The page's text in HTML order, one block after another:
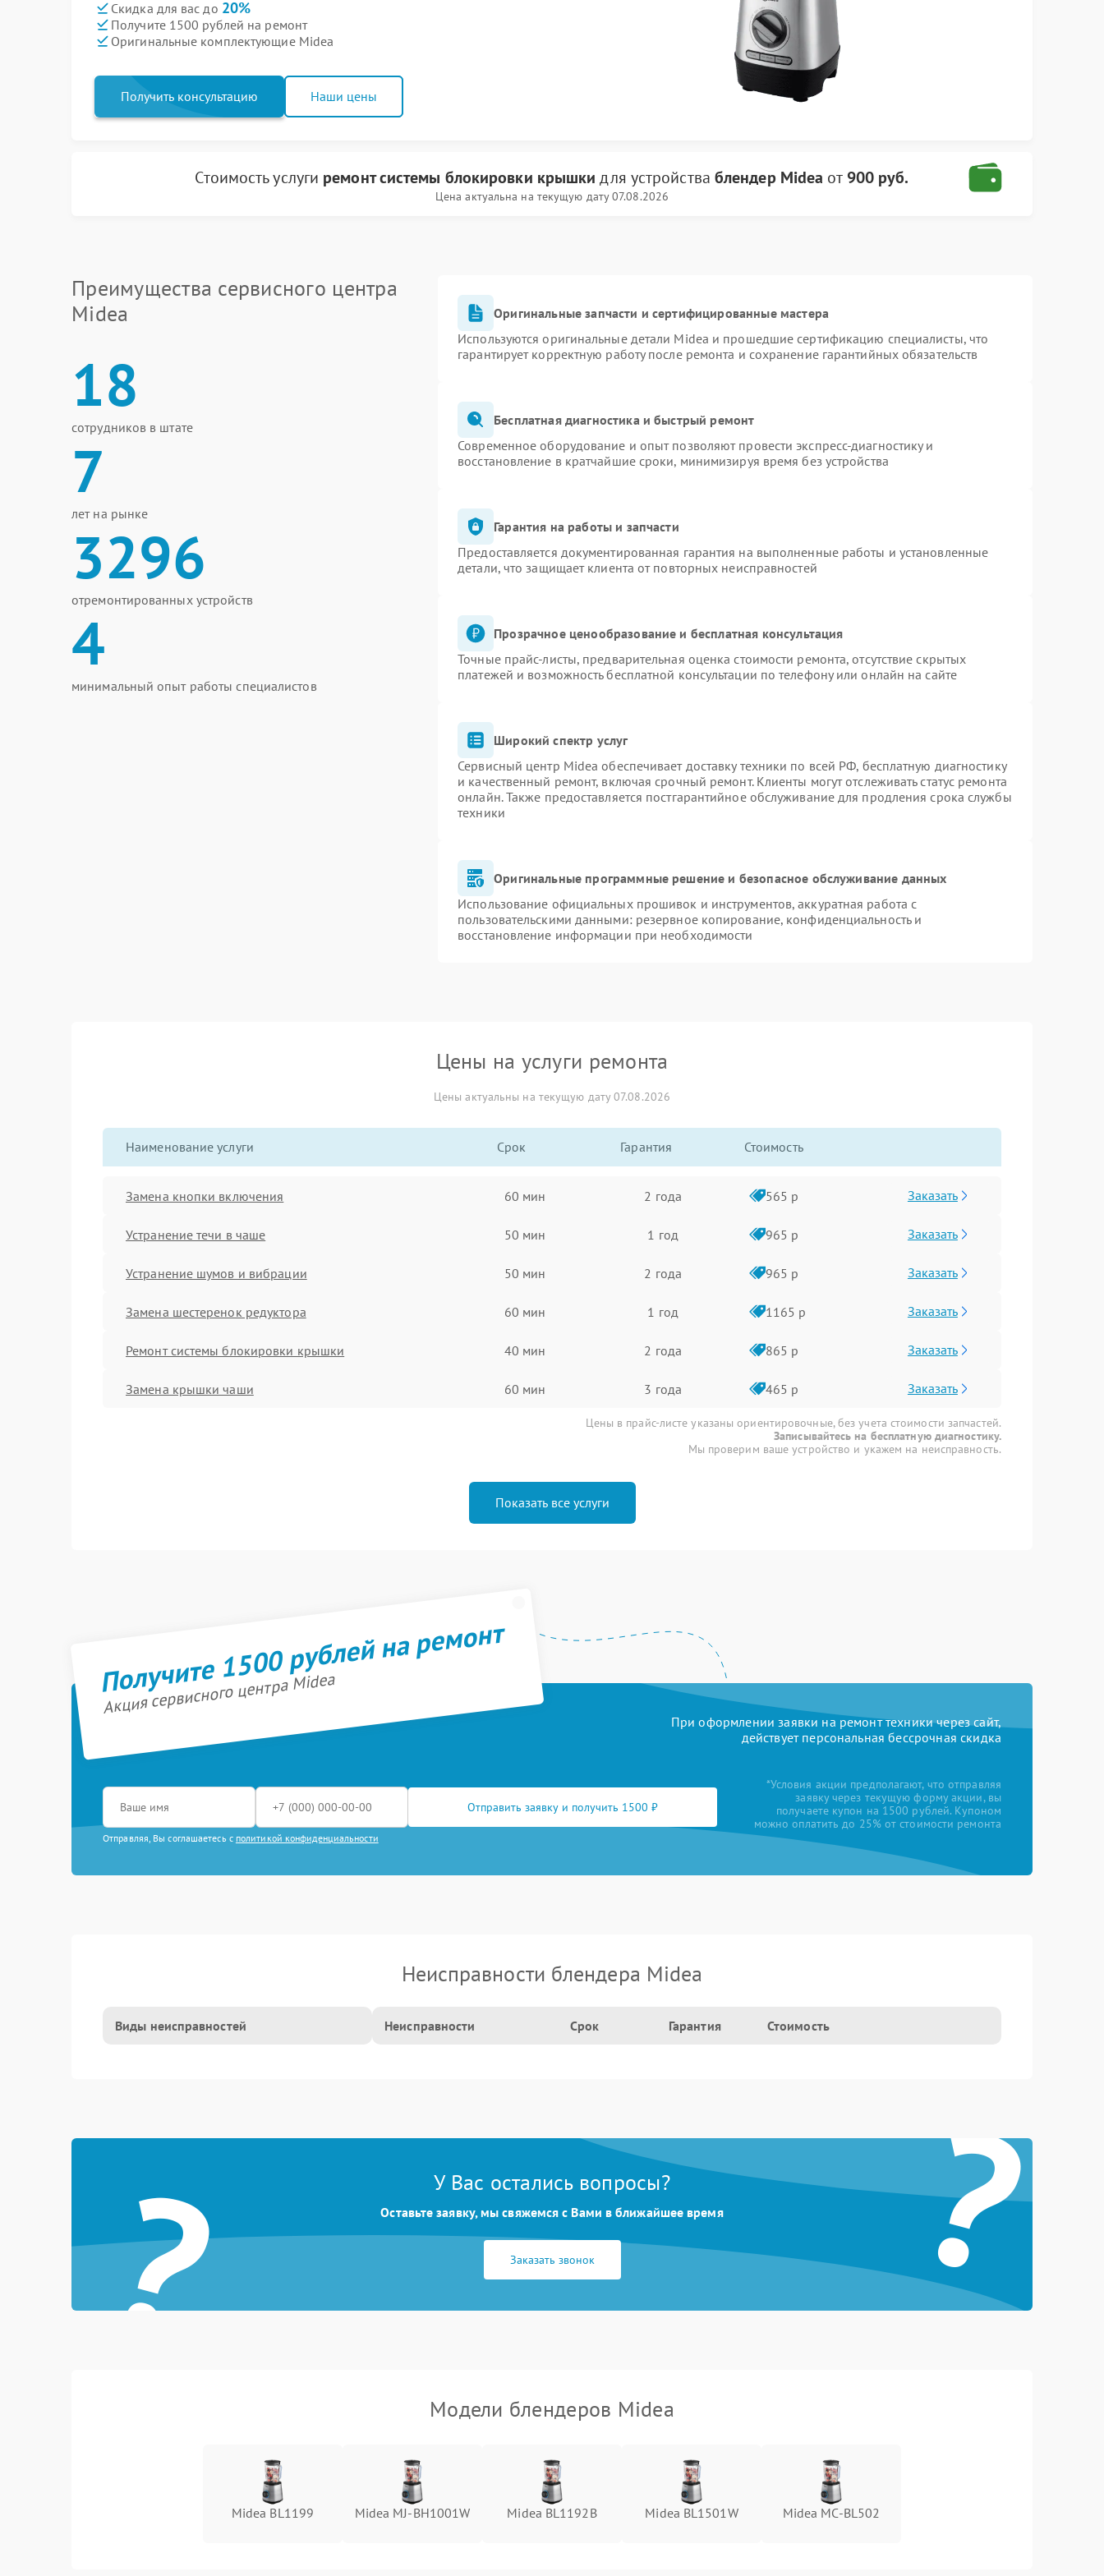
Скидка для вас до 20%
Получите 1500 рублей на ремонт
Оригинальные комплектующие Midea
Получить консультацию Наши цены
Стоимость услуги ремонт системы блокировки крышки для устройства блендер Midea от 900 руб.
Цена актуальна на текущую дату 07.08.2026
Преимущества сервисного центра
Midea
18
сотрудников в штате
7
лет на рынке
3296
отремонтированных устройств
4
минимальный опыт работы специалистов
Оригинальные запчасти и сертифицированные мастера
Используются оригинальные детали Midea и прошедшие сертификацию специалисты, что
гарантирует корректную работу после ремонта и сохранение гарантийных обязательств
Бесплатная диагностика и быстрый ремонт
Современное оборудование и опыт позволяют провести экспресс-диагностику и
восстановление в кратчайшие сроки, минимизируя время без устройства
Гарантия на работы и запчасти
Предоставляется документированная гарантия на выполненные работы и установленные
детали, что защищает клиента от повторных неисправностей
Прозрачное ценообразование и бесплатная консультация
Точные прайс-листы, предварительная оценка стоимости ремонта, отсутствие скрытых
платежей и возможность бесплатной консультации по телефону или онлайн на сайте
Широкий спектр услуг
Сервисный центр Midea обеспечивает доставку техники по всей РФ, бесплатную диагностику
и качественный ремонт, включая срочный ремонт. Клиенты могут отслеживать статус ремонта
онлайн. Также предоставляется постгарантийное обслуживание для продления срока службы
техники
Оригинальные программные решение и безопасное обслуживание данных
Использование официальных прошивок и инструментов, аккуратная работа с
пользовательскими данными: резервное копирование, конфиденциальность и
восстановление информации при необходимости
Цены на услуги ремонта
Цены актуальны на текущую дату 07.08.2026
Наименование услуги Срок Гарантия Стоимость
Замена кнопки включения 60 мин 2 года 565 р Заказать
Устранение течи в чаше 50 мин 1 год 965 р Заказать
Устранение шумов и вибрации 50 мин 2 года 965 р Заказать
Замена шестеренок редуктора 60 мин 1 год 1165 р Заказать
Ремонт системы блокировки крышки 40 мин 2 года 865 р Заказать
Замена крышки чаши 60 мин 3 года 465 р Заказать
Цены в прайс-листе указаны ориентировочные, без учета стоимости запчастей.
Записывайтесь на бесплатную диагностику.
Мы проверим ваше устройство и укажем на неисправность.
Показать все услуги
Получите 1500 рублей на ремонт
Акция сервисного центра Midea
При оформлении заявки на ремонт техники через сайт,
действует персональная бессрочная скидка
Отправить заявку и получить 1500 ₽
Отправляя, Вы соглашаетесь с политикой конфиденциальности
*Условия акции предполагают, что отправляя
заявку через текущую форму акции, вы
получаете купон на 1500 рублей. Купоном
можно оплатить до 25% от стоимости ремонта
Неисправности блендера Midea
Виды неисправностей Неисправности Срок Гарантия Стоимость
? ?
У Вас остались вопросы?
Оставьте заявку, мы свяжемся с Вами в ближайшее время
Заказать звонок
Модели блендеров Midea
Midea BL1199 Midea MJ-BH1001W Midea BL1192B Midea BL1501W Midea MC-BL502